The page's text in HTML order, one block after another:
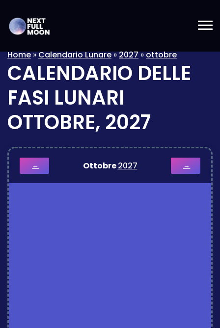
Home»Calendario Lunare»2027»ottobre
CALENDARIO DELLE
FASI LUNARI
OTTOBRE, 2027
← Ottobre2027 →